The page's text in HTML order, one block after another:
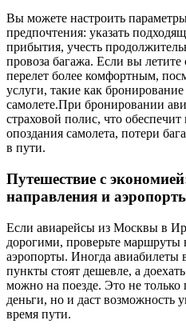
Вы можете настроить
предпочтения: указать
прибытия, учесть
провоза багажа. Если вы летите
перелет более комфортным,
услуги, такие как
самолете.При бронировании
страховой полис, что
опоздания самолета, потери
в пути.
Путешествие с
направления и
Если авиарейсы из Москвы в
дорогими, проверьте маршруты
аэропорты. Иногда авиабилеты
пункты стоят дешевле, а
можно на поезде. Это не
деньги, но и даст возможность
время пути.